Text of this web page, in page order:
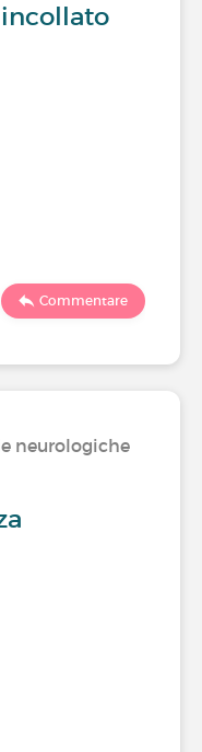
Commentare
neurologiche